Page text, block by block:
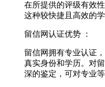
在所提供的评级有效
这种较快捷且高效的
留信网认证优势 ：
留信网拥有专业认证
真实身份和学历。对
深的鉴定，可对专业等